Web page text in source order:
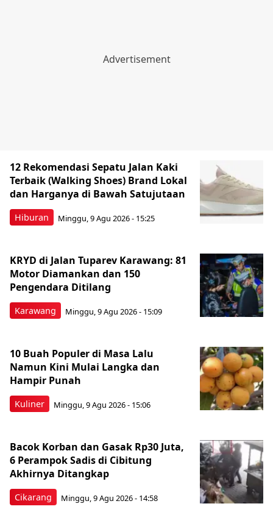
Hiburan
12 Rekomendasi Sepatu Jalan Kaki
Terbaik (Walking Shoes) Brand Lokal
dan Harganya di Bawah Satujutaan
Minggu, 9 Agu 2026 - 15:25
Karawang
KRYD di Jalan Tuparev Karawang: 81
Motor Diamankan dan 150
Pengendara Ditilang
Minggu, 9 Agu 2026 - 15:09
Kuliner
10 Buah Populer di Masa Lalu
Namun Kini Mulai Langka dan
Hampir Punah
Minggu, 9 Agu 2026 - 15:06
Cikarang
Bacok Korban dan Gasak Rp30 Juta,
6 Perampok Sadis di Cibitung
Akhirnya Ditangkap
Minggu, 9 Agu 2026 - 14:58